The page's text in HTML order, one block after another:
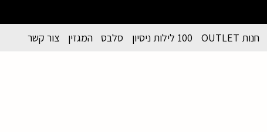
חנות OUTLET 100 לילות ניסיון סלבס המגזין צור קשר